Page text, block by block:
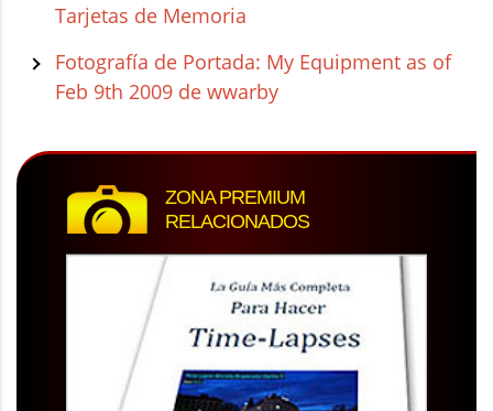
Tarjetas de Memoria
Fotografía de Portada: My Equipment as of
Feb 9th 2009 de wwarby
ZONA PREMIUM
RELACIONADOS